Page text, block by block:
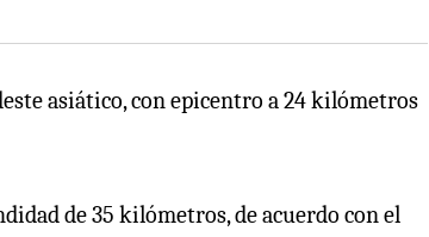
asiático, con epicentro a 24 kilómetros
de 35 kilómetros, de acuerdo con el